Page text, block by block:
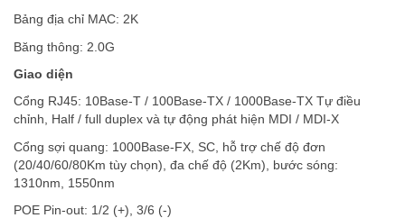
Bảng địa chỉ MAC: 2K
Băng thông: 2.0G
Giao diện
Cổng RJ45: 10Base-T / 100Base-TX / 1000Base-TX Tự điều
chỉnh, Half / full duplex và tự động phát hiện MDI / MDI-X
Cổng sợi quang: 1000Base-FX, SC, hỗ trợ chế độ đơn
(20/40/60/80Km tùy chọn), đa chế độ (2Km), bước sóng:
1310nm, 1550nm
POE Pin-out: 1/2 (+), 3/6 (-)